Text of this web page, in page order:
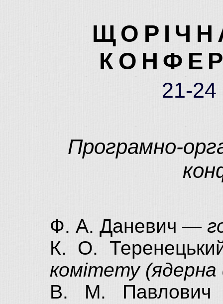
21-24
Програмно-
Ф. А. Даневич —
К. О.
комітету (ядерна
В. М.